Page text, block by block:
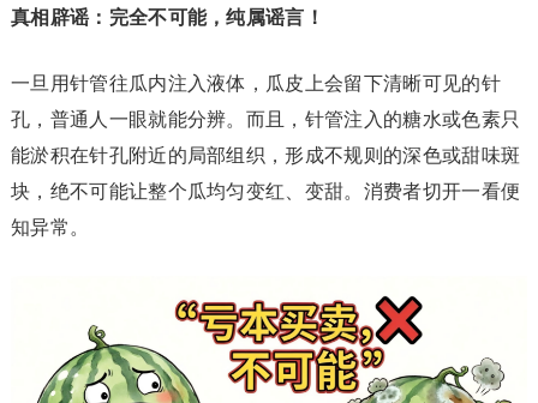
真相辟谣：完全不可能，纯属谣言！
一旦用针管往瓜内注入液体，瓜皮上会留下清晰可见的针
孔，普通人一眼就能分辨。而且，针管注入的糖水或色素只
能淤积在针孔附近的局部组织，形成不规则的深色或甜味斑
块，绝不可能让整个瓜均匀变红、变甜。消费者切开一看便
知异常。